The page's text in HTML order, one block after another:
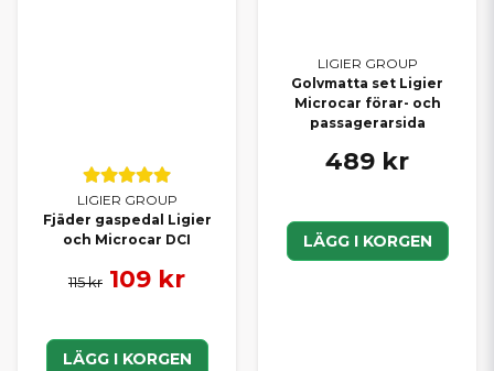
LIGIER GROUP
Fjäder gaspedal Ligier
och Microcar DCI
115 kr 109 kr
LÄGG I KORGEN
LIGIER GROUP
Golvmatta set Ligier
Microcar förar- och
passagerarsida
489 kr
LÄGG I KORGEN